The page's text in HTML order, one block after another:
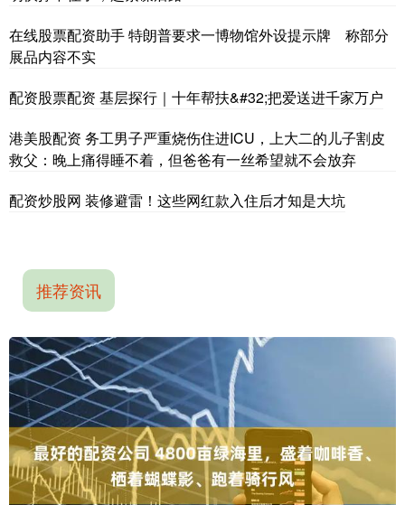
在线股票配资助手 特朗普要求一博物馆外设提示牌 称部分
展品内容不实
配资股票配资 基层探行｜十年帮扶&#32;把爱送进千家万户
港美股配资 务工男子严重烧伤住进ICU，上大二的儿子割皮
救父：晚上痛得睡不着，但爸爸有一丝希望就不会放弃
配资炒股网 装修避雷！这些网红款入住后才知是大坑
推荐资讯